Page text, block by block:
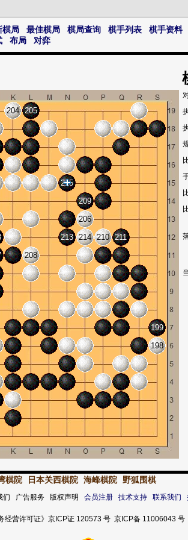
棋局 最佳棋局 棋局查询 棋手列表 棋手资料
布局 对弈
198
199
204 205
206
208
209
210 211
213 214
215
棋院 日本关西棋院 海峰棋院 野狐围棋
广告服务 版权声明 会员注册 技术支持 联系我们
经营许可证》京ICP证 120573 号 京ICP备 11006043